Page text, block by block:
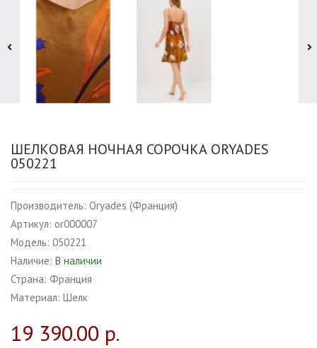
ШЕЛКОВАЯ НОЧНАЯ СОРОЧКА ORYADES
050221
Производитель: Oryades (Франция)
Артикул: or000007
Модель: 050221
Наличие: В наличии
Страна: Франция
Материал: Шелк
19 390.00 р.